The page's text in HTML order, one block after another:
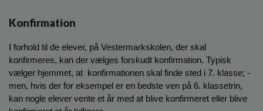
Konfirmation
I forhold til de elever, på Vestermarkskolen, der skal
konfirmeres, kan der vælges forskudt konfirmation. Typisk
vælger hjemmet, at  konfirmationen skal finde sted i 7. klasse; -
men, hvis der for eksempel er en bedste ven på 6. klassetrin,
kan nogle elever vente et år med at blive konfirmeret eller blive